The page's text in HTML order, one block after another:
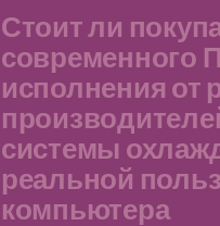
Стоит ли
современного
исполнения от
системы
реальной
компьютера